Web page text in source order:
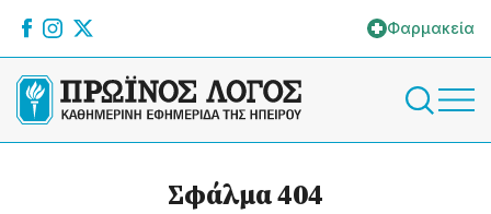
Φαρμακεία
Σφάλμα 404